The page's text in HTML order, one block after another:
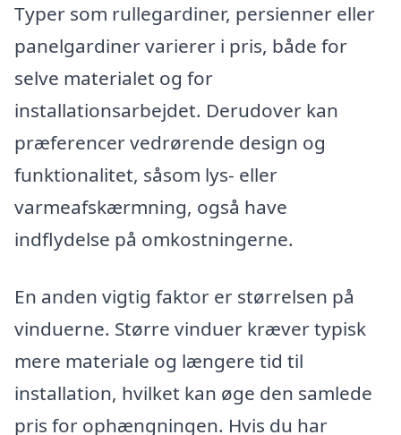
Typer som rullegardiner, persienner eller
panelgardiner varierer i pris, både for
selve materialet og for
installationsarbejdet. Derudover kan
præferencer vedrørende design og
funktionalitet, såsom lys- eller
varmeafskærmning, også have
indflydelse på omkostningerne.
En anden vigtig faktor er størrelsen på
vinduerne. Større vinduer kræver typisk
mere materiale og længere tid til
installation, hvilket kan øge den samlede
pris for ophængningen. Hvis du har